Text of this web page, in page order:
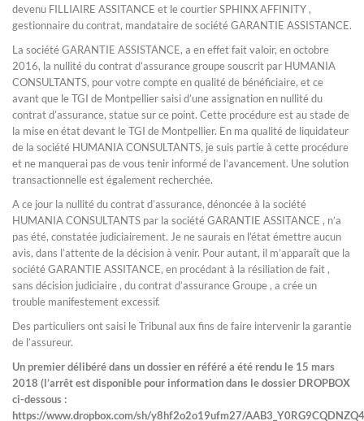
devenu FILLIAIRE ASSITANCE et le courtier SPHINX AFFINITY ,
gestionnaire du contrat, mandataire de société GARANTIE ASSISTANCE.
La société GARANTIE ASSISTANCE, a en effet fait valoir, en octobre
2016, la nullité du contrat d’assurance groupe souscrit par HUMANIA
CONSULTANTS, pour votre compte en qualité de bénéficiaire, et ce
avant que le TGI de Montpellier saisi d’une assignation en nullité du
contrat d’assurance, statue sur ce point. Cette procédure est au stade de
la mise en état devant le TGI de Montpellier. En ma qualité de liquidateur
de la société HUMANIA CONSULTANTS, je suis partie à cette procédure
et ne manquerai pas de vous tenir informé de l’avancement. Une solution
transactionnelle est également recherchée.
A ce jour la nullité du contrat d’assurance, dénoncée à la société
HUMANIA CONSULTANTS par la société GARANTIE ASSITANCE , n’a
pas été, constatée judiciairement. Je ne saurais en l’état émettre aucun
avis, dans l’attente de la décision à venir. Pour autant, il m’apparaît que la
société GARANTIE ASSITANCE, en procédant à la résiliation de fait ,
sans décision judiciaire , du contrat d’assurance Groupe , a crée un
trouble manifestement excessif.
Des particuliers ont saisi le Tribunal aux fins de faire intervenir la garantie
de l’assureur.
Un premier délibéré dans un dossier en référé a été rendu le 15 mars
2018 (l’arrêt est disponible pour information dans le dossier DROPBOX
ci-dessous :
https://www.dropbox.com/sh/y8hf2o2o19ufm27/